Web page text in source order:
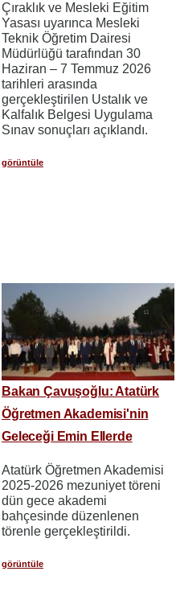
Çıraklık ve Mesleki Eğitim
Yasası uyarınca Mesleki
Teknik Öğretim Dairesi
Müdürlüğü tarafından 30
Haziran – 7 Temmuz 2026
tarihleri arasında
gerçekleştirilen Ustalık ve
Kalfalık Belgesi Uygulama
Sınav sonuçları açıklandı.
görüntüle
Bakan Çavuşoğlu: Atatürk
Öğretmen Akademisi'nin
Geleceği Emin Ellerde
Atatürk Öğretmen Akademisi
2025-2026 mezuniyet töreni
dün gece akademi
bahçesinde düzenlenen
törenle gerçekleştirildi.
görüntüle